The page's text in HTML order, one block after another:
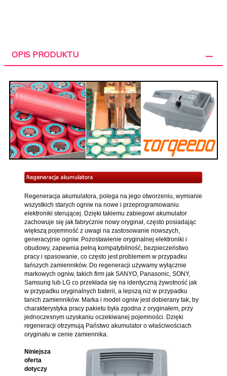
OPIS PRODUKTU
Regeneracja akumulatora, polega na jego otworzeniu, wymianie
wszystkich starych ogniw na nowe i przeprogramowaniu
elektroniki sterującej. Dzięki takiemu zabiegowi akumulator
zachowuje się jak fabrycznie nowy oryginał, często posiadając
większą pojemność z uwagi na zastosowanie nowszych,
generacyjnie ogniw. Pozostawienie oryginalnej elektroniki i
obudowy, zapewnia pełną kompatybilność, bezpieczeństwo
pracy i spasowanie, co często jest problemem w przypadku
tańszych zamienników. Do regeneracji używamy wyłącznie
markowych ogniw, takich firm jak SANYO, Panasonic, SONY,
Samsung lub LG co przekłada się na identyczną żywotność jak
w przypadku oryginalnych baterii, a lepszą niż w przypadku
tanich zamienników. Marka i model ogniw jest dobierany tak, by
charakterystyka pracy pakietu była zgodna z oryginałem, przy
jednoczesnym uzyskaniu oczekiwanej pojemności. Dzięki
regeneracji otrzymują Państwo akumulator o właściwościach
oryginału w cenie zamiennika.
Niniejsza
oferta
dotyczy